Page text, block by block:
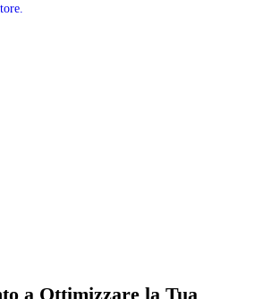
a Ottimizzare la Tua